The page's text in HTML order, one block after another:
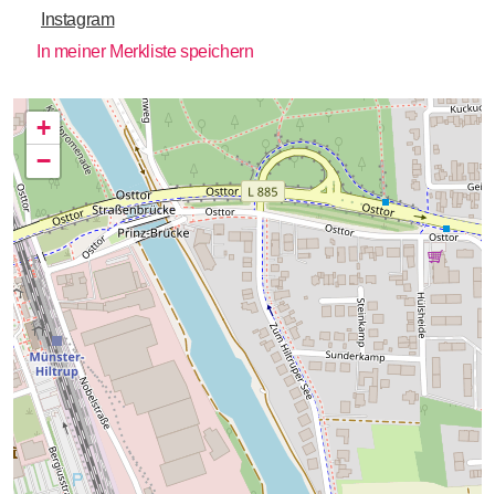
Instagram
In meiner Merkliste speichern
+
−